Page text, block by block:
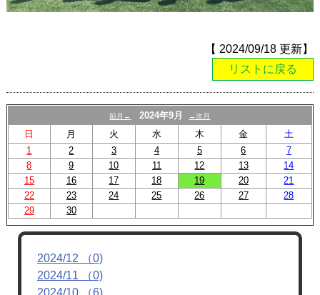
【 2024/09/18 更新】
リストに戻る
前月← 2024年9月 →次月
日 月 火 水 木 金
土
1
2 3 4 5 6
7
8
9 10 11 12 13
14
15
16 17 18 19 20
21
22
23 24 25 26 27
28
29
30
2024/12 （0)
2024/11 （0)